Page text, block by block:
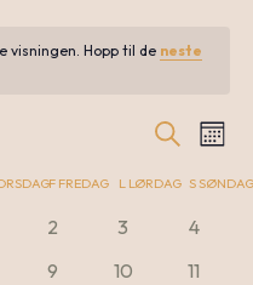
visningen. Hopp til de neste
Søk
F FREDAG L LØRDAG S
0
2
0
3
0
4
0
9
0
10
0
11